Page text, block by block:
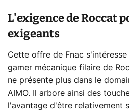
L'exigence de Roccat
exigeants
Cette offre de Fnac
gamer mécanique filaire de
ne présente plus dans le
AIMO. Il arbore ainsi des
l'avantage d'être relativement